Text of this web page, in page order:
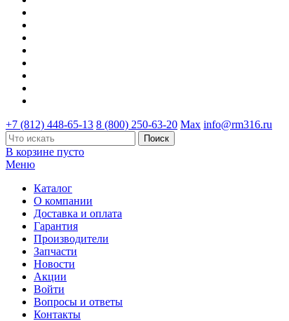
+7 (812) 448-65-13 8 (800) 250-63-20 Max info@rm316.ru
В корзине пусто
Меню
Каталог
О компании
Доставка и оплата
Гарантия
Производители
Запчасти
Новости
Акции
Войти
Вопросы и ответы
Контакты